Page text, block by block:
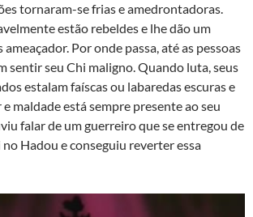
tornaram-se frias e amedrontadoras.
estão rebeldes e lhe dão um
Por onde passa, até as pessoas
sentir seu Chi maligno. Quando luta, seus
estalam faíscas ou labaredas escuras e
maldade está sempre presente ao seu
falar de um guerreiro que se entregou de
Hadou e conseguiu reverter essa